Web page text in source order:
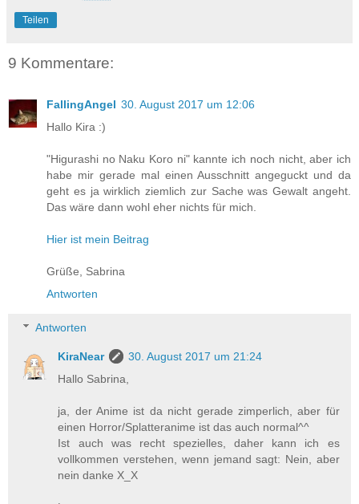
Teilen
9 Kommentare:
FallingAngel 30. August 2017 um 12:06
Hallo Kira :)
"Higurashi no Naku Koro ni" kannte ich noch nicht, aber ich
habe mir gerade mal einen Ausschnitt angeguckt und da
geht es ja wirklich ziemlich zur Sache was Gewalt angeht.
Das wäre dann wohl eher nichts für mich.
Hier ist mein Beitrag
Grüße, Sabrina
Antworten
Antworten
KiraNear
30. August 2017 um 21:24
Hallo Sabrina,
ja, der Anime ist da nicht gerade zimperlich, aber für
einen Horror/Splatteranime ist das auch normal^^
Ist auch was recht spezielles, daher kann ich es
vollkommen verstehen, wenn jemand sagt: Nein, aber
nein danke X_X